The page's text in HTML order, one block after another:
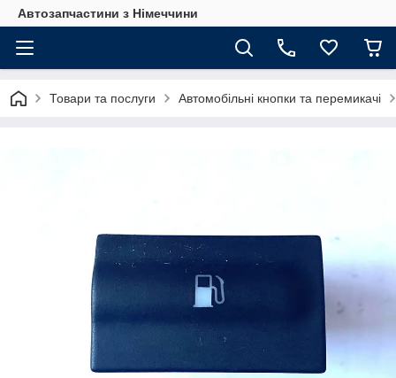
Автозапчастини з Німеччини
Товари та послуги Автомобільні кнопки та перемикачі